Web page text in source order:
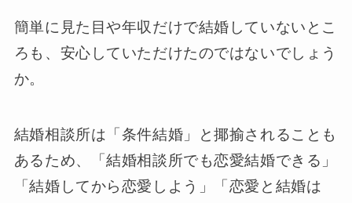
簡単に見た目や年収だけで結婚していないとこ
ろも、安心していただけたのではないでしょう
か。
結婚相談所は「条件結婚」と揶揄されることも
あるため、「結婚相談所でも恋愛結婚できる」
「結婚してから恋愛しよう」「恋愛と結婚は